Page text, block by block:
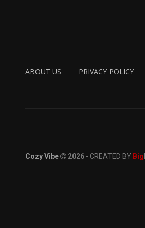
ABOUT US PRIVACY POLICY
Cozy Vibe 2026 - CREATED BY Big